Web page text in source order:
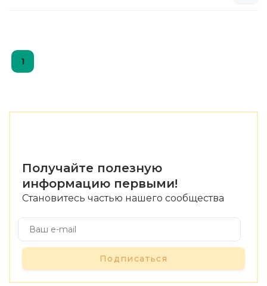
1
Получайте полезную
информацию первыми!
Становитесь частью нашего сообщества
Подписаться